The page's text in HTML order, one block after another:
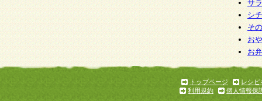
サ
シ
そ
お
お
トップページ
レシピ
利用規約
個人情報保